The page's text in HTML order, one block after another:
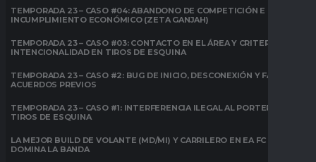
TEMPORADA 23 – CASO #04: ABANDONO DE COMPETICIÓN E
INCUMPLIMIENTO ECONÓMICO (ZETA GANJAH)
TEMPORADA 23 – CASO #03: CONTACTO EN EL ÁREA Y CRITERIO DE
INTENCIONALIDAD EN TIROS DE ESQUINA
TEMPORADA 23 – CASO #2: BUG DE INICIO, DESCONEXIÓN Y FALTA DE
ACUERDOS PREVIOS
TEMPORADA 23 – CASO #1: INTERFERENCIA ILEGAL AL PORTERO EN
TIROS DE ESQUINA
LA MEJOR BUILD DE VOLANTE (MD/MI) Y CARRILERO EN EA FC 26:
DOMINA LA BANDA